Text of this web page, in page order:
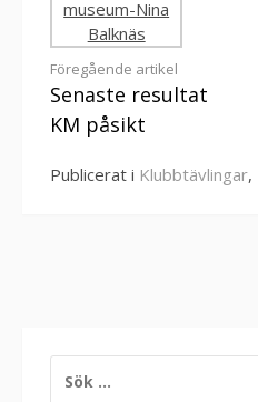
Fortsätt
läsa
Föregående artikel
Senaste resultat
KM påsikt
Publicerat i Klubbtävlingar,
EFTER: